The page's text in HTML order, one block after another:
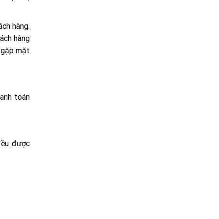
hàng.
hàng
mặt
toán
được